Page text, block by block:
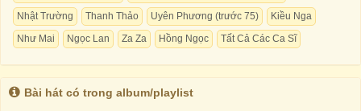
Nhật Trường
Thanh Thảo Uyên Phương (trước 75)
Kiều Nga
Như Mai
Ngọc Lan Za Za Hồng Ngọc Tất Cả Các Ca Sĩ
Bài hát có trong album/playlist